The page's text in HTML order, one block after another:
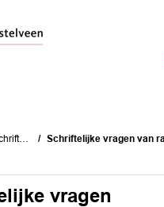
vragen Schriftelijke vragen van raadsleden Offenbach (bbA) & Slump (GroenLinks) over
vragen